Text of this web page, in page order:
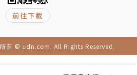
前往下載
所有 © udn.com. All Rights Reserved.